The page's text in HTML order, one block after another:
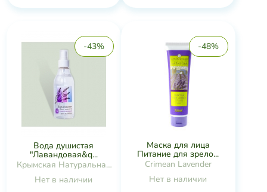
-43%
Вода душистая
"Лавандовая&q...
Крымская Натуральная
Коллекция
Нет в наличии
-48%
Маска для лица
Питание для зрело...
Crimean Lavender
Нет в наличии